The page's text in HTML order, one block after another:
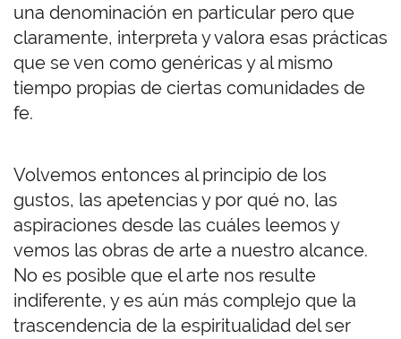
una denominación en particular pero que
claramente, interpreta y valora esas prácticas
que se ven como genéricas y al mismo
tiempo propias de ciertas comunidades de
fe.
Volvemos entonces al principio de los
gustos, las apetencias y por qué no, las
aspiraciones desde las cuáles leemos y
vemos las obras de arte a nuestro alcance.
No es posible que el arte nos resulte
indiferente, y es aún más complejo que la
trascendencia de la espiritualidad del ser